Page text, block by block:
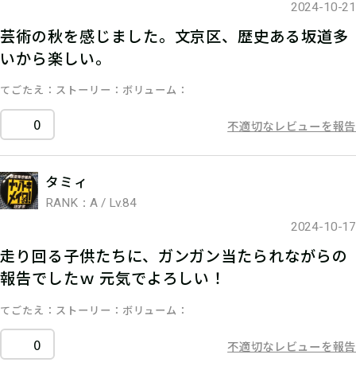
2024-10-21
芸術の秋を感じました。文京区、歴史ある坂道多
いから楽しい。
てごたえ ストーリー ボリューム
0 不適切なレビューを報告
タミィ
RANK：A / Lv.84
2024-10-17
走り回る子供たちに、ガンガン当たられながらの
報告でしたｗ 元気でよろしい！
てごたえ ストーリー ボリューム
0 不適切なレビューを報告